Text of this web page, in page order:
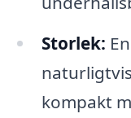
Storlek:
kompakt